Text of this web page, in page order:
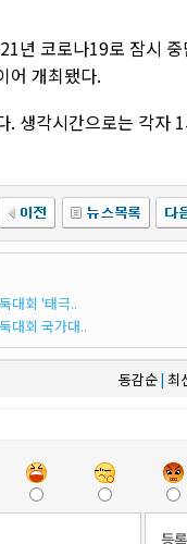
년 코로나19로 잠시
어 개최됐다.
. 생각시간으로는 각자
대회 '태극..
대회 국가대..
동감순| 최